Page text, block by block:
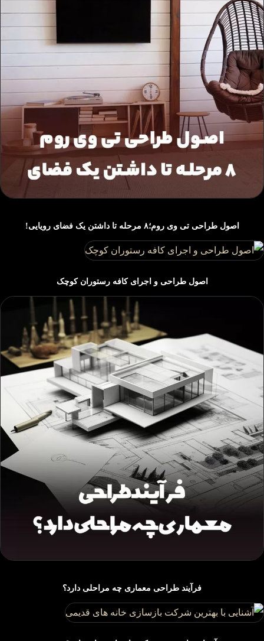
اصول طراحی تی وی روم؛۸ مرحله تا داشتن یک فضای رویایی!
اصول طراحی و اجرای کافه رستوران‌ کوچک
فرآیند طراحی معماری چه مراحلی دارد؟